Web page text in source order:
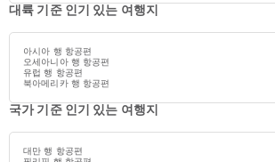
대륙 기준 인기 있는 여행지
아시아 행 항공편
오세아니아 행 항공편
유럽 행 항공편
북아메리카 행 항공편
국가 기준 인기 있는 여행지
대만 행 항공편